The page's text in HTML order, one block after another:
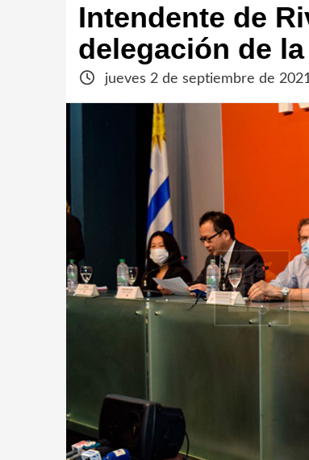
Intendente de
delegación de
jueves 2 de septiembre de